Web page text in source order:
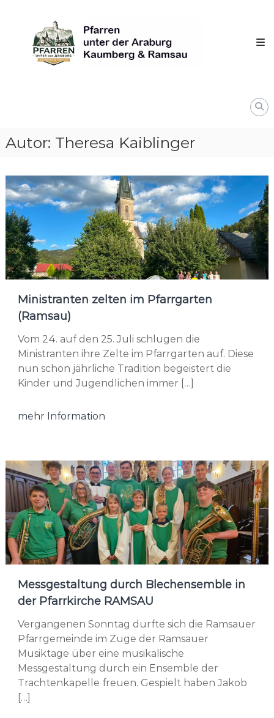
content
unter
derAraburg
Kaumberg
Autor: Theresa Kaiblinger
Ministranten zelten im Pfarrgarten
(Ramsau)
Vom 24. auf den 25. Juli schlugen die
Ministranten ihre Zelte im Pfarrgarten auf. Diese
nun schon jährliche Tradition begeistert die
Kinder und Jugendlichen immer […]
mehr Information
Messgestaltung durch Blechensemble in
der Pfarrkirche RAMSAU
Vergangenen Sonntag durfte sich die Ramsauer
Pfarrgemeinde im Zuge der Ramsauer
Musiktage über eine musikalische
Messgestaltung durch ein Ensemble der
Trachtenkapelle freuen. Gespielt haben Jakob
[…]